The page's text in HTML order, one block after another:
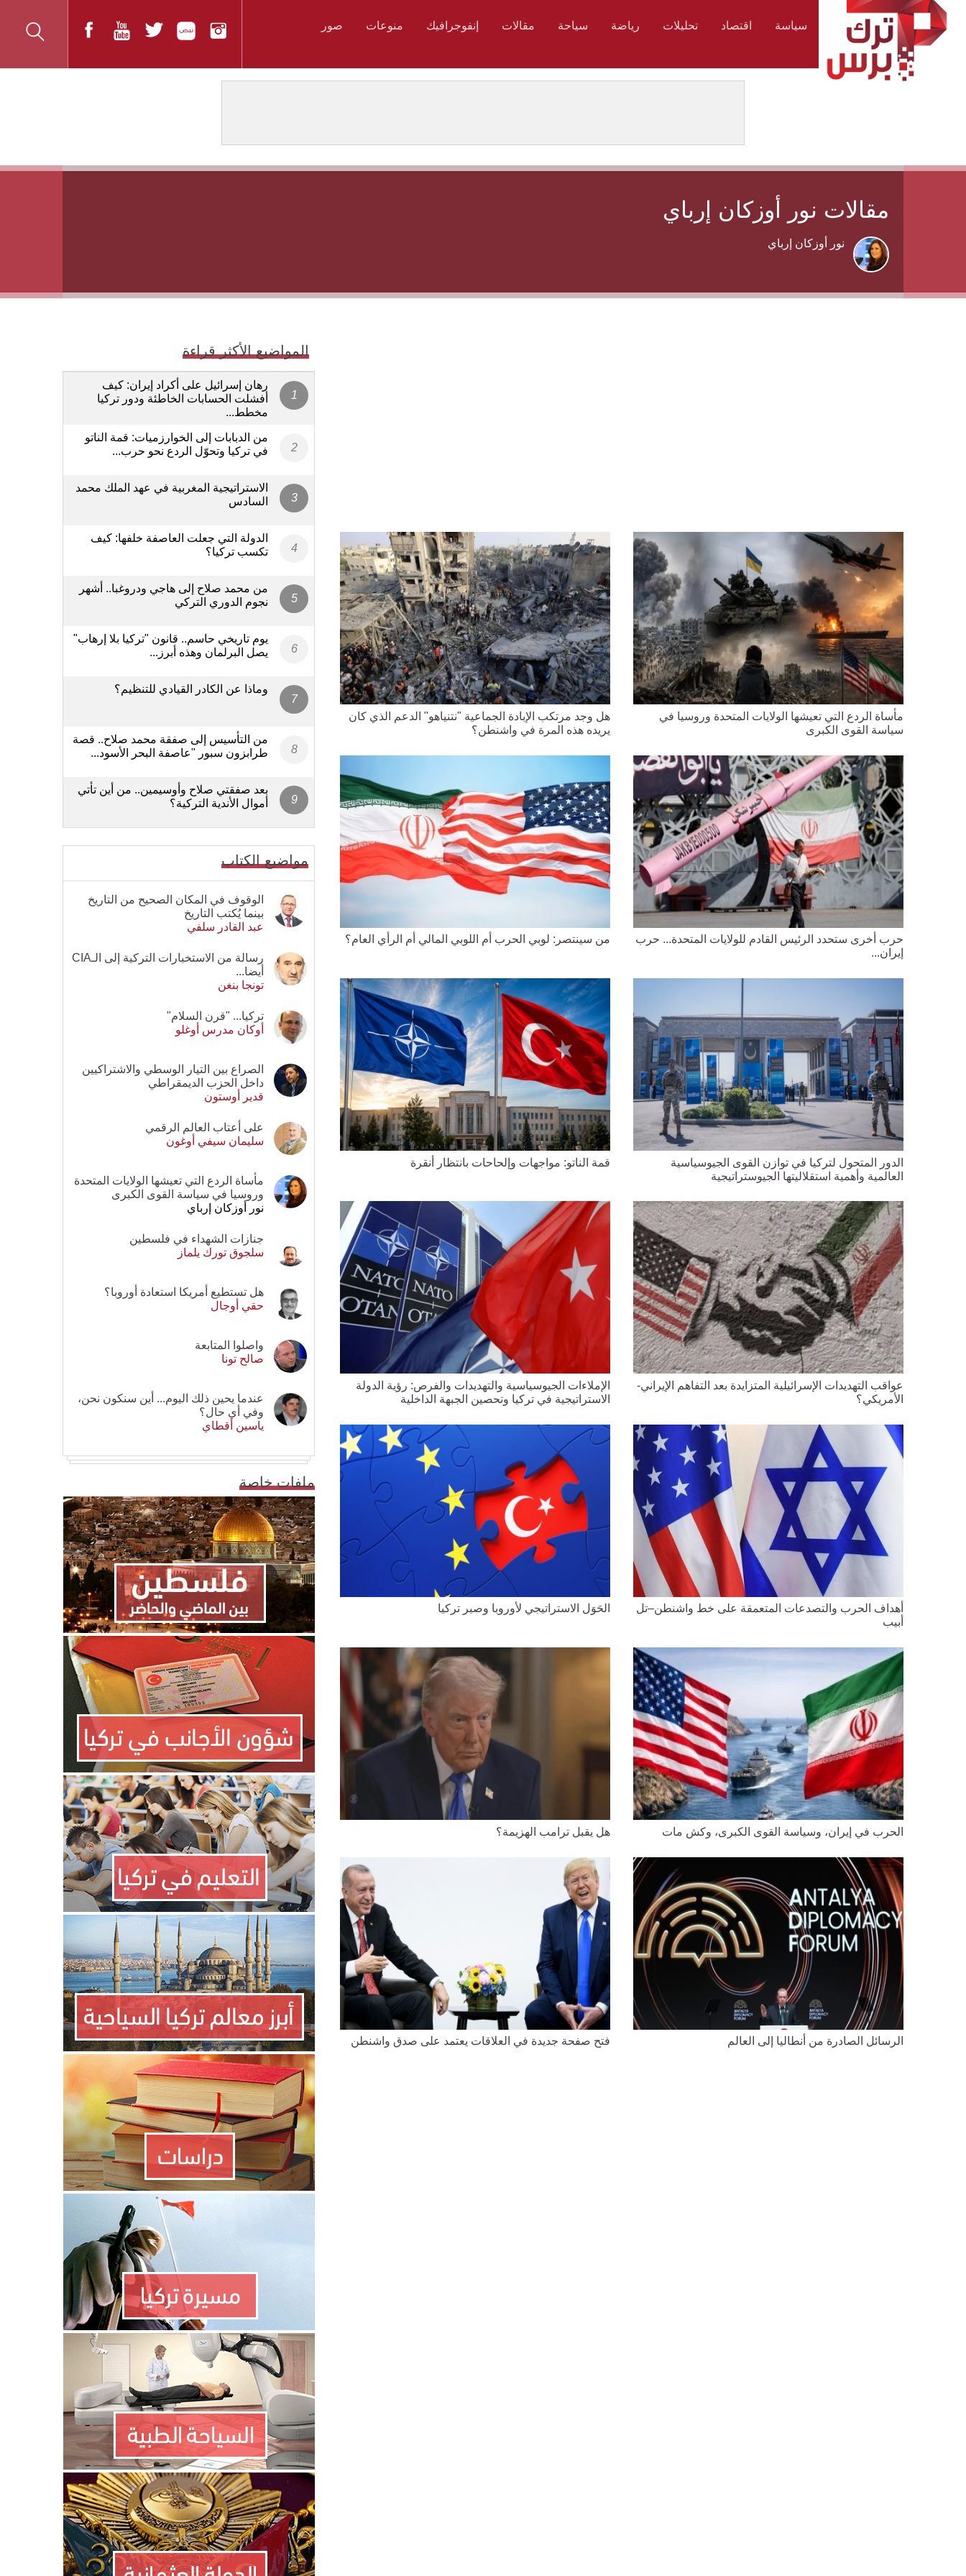
سياسة اقتصاد تحليلات رياضة سياحة مقالات إنفوجرافيك منوعات صور
مقالات نور أوزكان إرباي
نور أوزكان إرباي
مأساة الردع التي تعيشها الولايات المتحدة وروسيا في
سياسة القوى الكبرى
هل وجد مرتكب الإبادة الجماعية "نتنياهو" الدعم الذي كان
يريده هذه المرة في واشنطن؟
حرب أخرى ستحدد الرئيس القادم للولايات المتحدة... حرب
إيران...
من سينتصر: لوبي الحرب أم اللوبي المالي أم الرأي العام؟
الدور المتحول لتركيا في توازن القوى الجيوسياسية
العالمية وأهمية استقلاليتها الجيوستراتيجية
قمة الناتو: مواجهات وإلحاحات بانتظار أنقرة
عواقب التهديدات الإسرائيلية المتزايدة بعد التفاهم الإيراني-
الأمريكي؟
الإملاءات الجيوسياسية والتهديدات والفرص: رؤية الدولة
الاستراتيجية في تركيا وتحصين الجبهة الداخلية
أهداف الحرب والتصدعات المتعمقة على خط واشنطن–تل
أبيب
الحَوَل الاستراتيجي لأوروبا وصبر تركيا
الحرب في إيران، وسياسة القوى الكبرى، وكش مات هل يقبل ترامب الهزيمة؟
الرسائل الصادرة من أنطاليا إلى العالم فتح صفحة جديدة في العلاقات يعتمد على صدق واشنطن
المواضيع الأكثر قراءة
رهان إسرائيل على أكراد إيران: كيف
أفشلت الحسابات الخاطئة ودور تركيا
مخطط...
من الدبابات إلى الخوارزميات: قمة الناتو
في تركيا وتحوّل الردع نحو حرب...
الاستراتيجية المغربية في عهد الملك محمد
السادس
الدولة التي جعلت العاصفة خلفها: كيف
تكسب تركيا؟
من محمد صلاح إلى هاجي ودروغبا.. أشهر
نجوم الدوري التركي
يوم تاريخي حاسم.. قانون "تركيا بلا إرهاب"
يصل البرلمان وهذه أبرز...
وماذا عن الكادر القيادي للتنظيم؟
من التأسيس إلى صفقة محمد صلاح.. قصة
طرابزون سبور "عاصفة البحر الأسود...
بعد صفقتي صلاح وأوسيمين.. من أين تأتي
أموال الأندية التركية؟
مواضيع الكتاب
الوقوف في المكان الصحيح من التاريخ
بينما يُكتب التاريخ
عبد القادر سلفي
رسالة من الاستخبارات التركية إلى الـCIA
أيضا...
تونجا بنغن
تركيا... "قرن السلام"
أوكان مدرس أوغلو
الصراع بين التيار الوسطي والاشتراكيين
داخل الحزب الديمقراطي
قدير أوستون
على أعتاب العالم الرقمي
سليمان سيفي أوغون
مأساة الردع التي تعيشها الولايات المتحدة
وروسيا في سياسة القوى الكبرى
نور أوزكان إرباي
جنازات الشهداء في فلسطين
سلجوق تورك يلماز
هل تستطيع أمريكا استعادة أوروبا؟
حقي أوجال
واصلوا المتابعة
صالح تونا
عندما يحين ذلك اليوم... أين سنكون نحن،
وفي أي حال؟
ياسين أقطاي
ملفات خاصة